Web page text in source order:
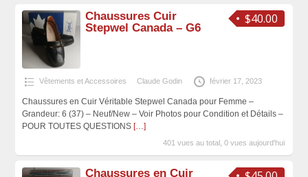
$40.00
Chaussures Cuir
Stepwel Canada – G6
Vêtements et Accessoires Claude Godin février 17, 2023
Chaussures en Cuir Véritable Stepwel Canada pour Femme –
Grandeur: 6 (37) – Neuf/New – Voir Photos pour Condition et Détails –
POUR TOUTES QUESTIONS […]
401 vues au total, 0 vues aujourd'hui
Chaussures en Cuir